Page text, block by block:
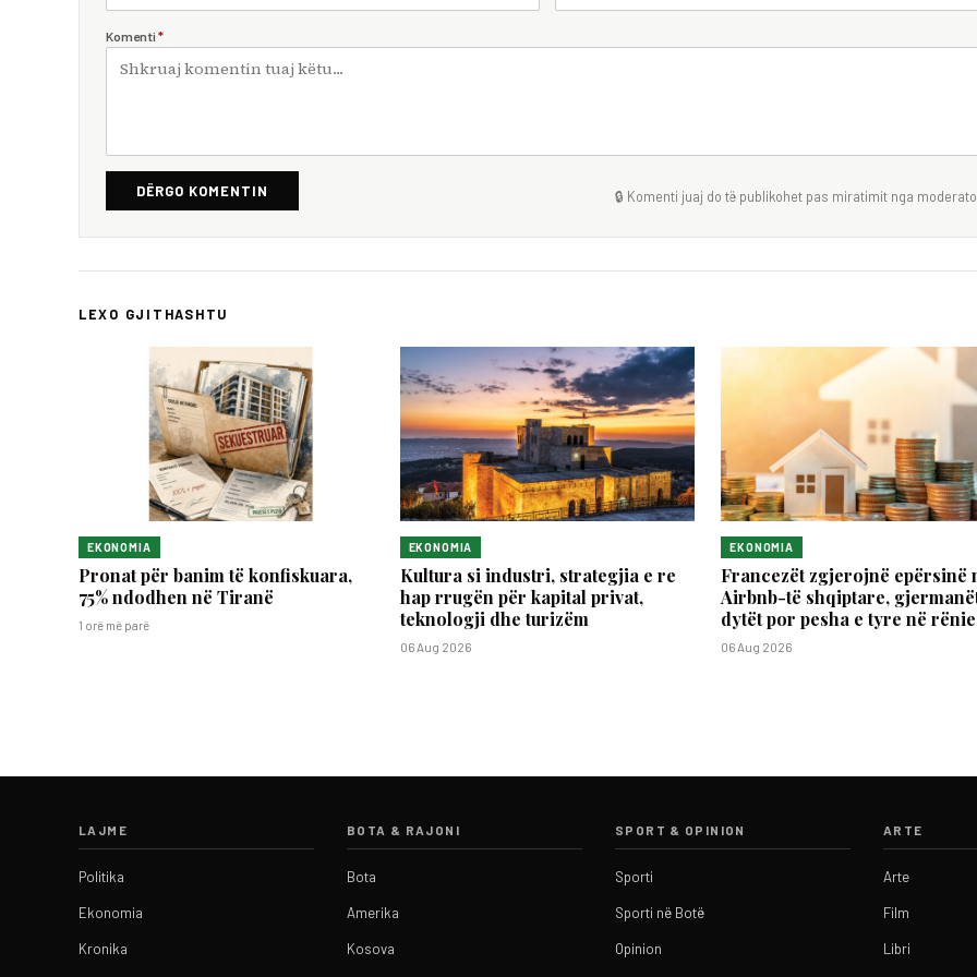
Komenti *
DËRGO KOMENTIN 🔒 Komenti juaj do të publikohet pas miratimit nga
LEXO GJITHASHTU
EKONOMIA
Pronat për banim të konfiskuara,
75% ndodhen në Tiranë
1 orë më parë
EKONOMIA
Kultura si industri, strategjia e re
hap rrugën për kapital privat,
teknologji dhe turizëm
06 Aug 2026
EKONOMIA
Francezët zgjerojnë epërsinë
Airbnb-të shqiptare,
dytët por pesha e tyre në rënie
06 Aug 2026
LAJME
Politika
Ekonomia
Kronika
BOTA & RAJONI
Bota
Amerika
Kosova
SPORT & OPINION
Sporti
Sporti në Botë
Opinion
ARTE
Arte
Film
Libri